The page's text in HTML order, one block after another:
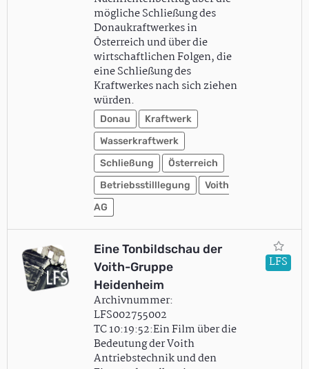
mögliche Schließung des
Donaukraftwerkes in
Österreich und über die
wirtschaftlichen Folgen, die
eine Schließung des
Kraftwerkes nach sich ziehen
würden.
Donau
Kraftwerk
Wasserkraftwerk
Schließung
Österreich
Betriebsstilllegung
Voith
AG
Eine Tonbildschau der
Voith-Gruppe
Heidenheim
Archivnummer:
LFS002755002
TC 10:19:52:Ein Film über die
Bedeutung der Voith
Antriebstechnik und den
LFS